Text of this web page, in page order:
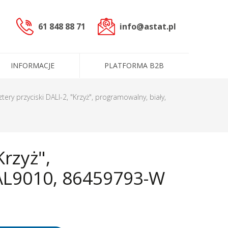
61 848 88 71 info@astat.pl
INFORMACJE PLATFORMA B2B
przyciski DALI-2, "Krzyż", programowalny, biały,
86459793-W